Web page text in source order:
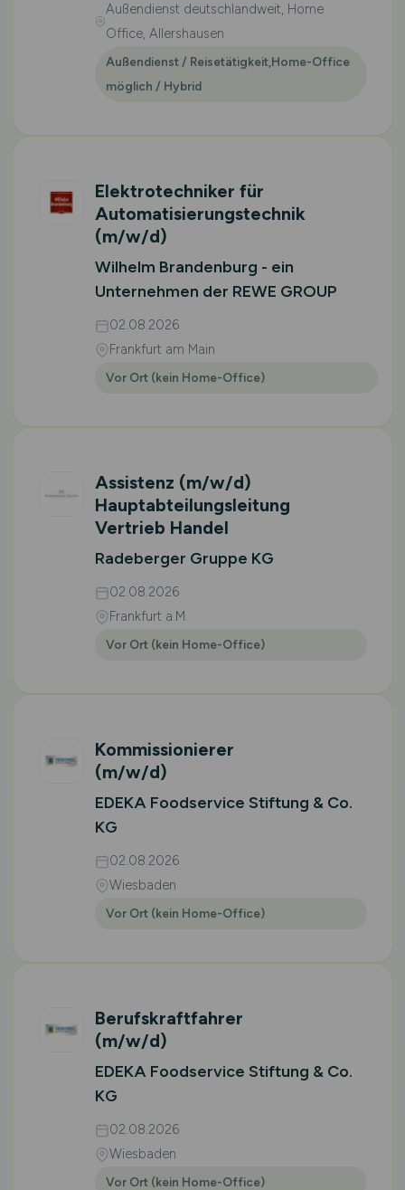
Außendienst deutschlandweit, Home
Office, Allershausen
Außendienst / Reisetätigkeit,Home-Office
möglich / Hybrid
Elektrotechniker für
Automatisierungstechnik
(m/w/d)
Wilhelm Brandenburg - ein
Unternehmen der REWE GROUP
02.08.2026
Frankfurt am Main
Vor Ort (kein Home-Office)
Assistenz (m/w/d)
Hauptabteilungsleitung
Vertrieb Handel
Radeberger Gruppe KG
02.08.2026
Frankfurt a.M.
Vor Ort (kein Home-Office)
Kommissionierer
(m/w/d)
EDEKA Foodservice Stiftung & Co.
KG
02.08.2026
Wiesbaden
Vor Ort (kein Home-Office)
Berufskraftfahrer
(m/w/d)
EDEKA Foodservice Stiftung & Co.
KG
02.08.2026
Wiesbaden
Vor Ort (kein Home-Office)